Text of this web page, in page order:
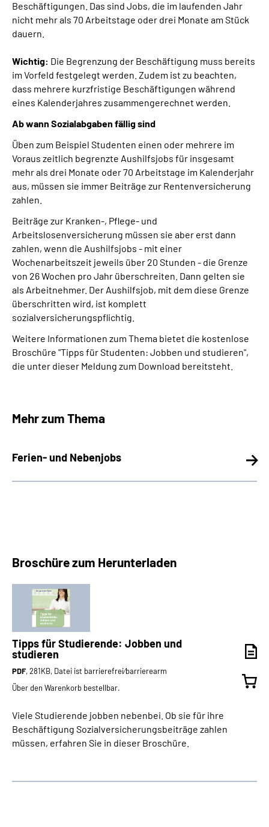
Beschäftigungen. Das sind Jobs, die im laufenden Jahr
nicht mehr als 70 Arbeitstage oder drei Monate am Stück
dauern.
Wichtig: Die Begrenzung der Beschäftigung muss bereits
im Vorfeld festgelegt werden. Zudem ist zu beachten,
dass mehrere kurzfristige Beschäftigungen während
eines Kalenderjahres zusammengerechnet werden.
Ab wann Sozialabgaben fällig sind
Üben zum Beispiel Studenten einen oder mehrere im
Voraus zeitlich begrenzte Aushilfsjobs für insgesamt
mehr als drei Monate oder 70 Arbeitstage im Kalenderjahr
aus, müssen sie immer Beiträge zur Rentenversicherung
zahlen.
Beiträge zur Kranken-, Pflege- und
Arbeitslosenversicherung müssen sie aber erst dann
zahlen, wenn die Aushilfsjobs - mit einer
Wochenarbeitszeit jeweils über 20 Stunden - die Grenze
von 26 Wochen pro Jahr überschreiten. Dann gelten sie
als Arbeitnehmer. Der Aushilfsjob, mit dem diese Grenze
überschritten wird, ist komplett
sozialversicherungspflichtig.
Weitere Informationen zum Thema bietet die kostenlose
Broschüre "Tipps für Studenten: Jobben und studieren",
die unter dieser Meldung zum Download bereitsteht.
Mehr zum Thema
Ferien- und Nebenjobs
Broschüre zum Herunterladen
Tipps für Studierende: Jobben und
studieren
PDF, 281KB, Datei ist barrierefrei⁄barrierearm
Über den Warenkorb bestellbar.
Viele Studierende jobben nebenbei. Ob sie für ihre
Beschäftigung Sozialversicherungsbeiträge zahlen
müssen, erfahren Sie in dieser Broschüre.